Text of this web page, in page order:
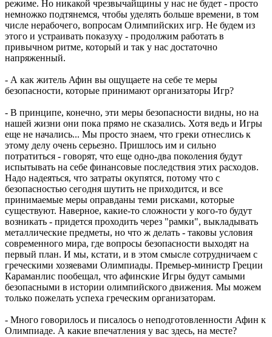
режиме. Но никакой чрезвычайщины у нас не будет - просто
немножко подтянемся, чтобы уделять больше времени, в том
числе нерабочего, вопросам Олимпийских игр. Не будем из
этого и устраивать показуху - продолжим работать в
привычном ритме, который и так у нас достаточно
напряженный.
- А как житель Афин вы ощущаете на себе те меры
безопасности, которые принимают организаторы Игр?
- В принципе, конечно, эти меры безопасности видны, но на
нашей жизни они пока прямо не сказались. Хотя ведь и Игры
еще не начались... Мы просто знаем, что греки отнеслись к
этому делу очень серьезно. Пришлось им и сильно
потратиться - говорят, что еще одно-два поколения будут
испытывать на себе финансовые последствия этих расходов.
Надо надеяться, что затраты окупятся, потому что с
безопасностью сегодня шутить не приходится, и все
принимаемые меры оправданы теми рисками, которые
существуют. Наверное, какие-то сложности у кого-то будут
возникать - придется проходить через "рамки", выкладывать
металлические предметы, но что ж делать - таковы условия
современного мира, где вопросы безопасности выходят на
первый план. И мы, кстати, и в этом смысле сотрудничаем с
греческими хозяевами Олимпиады. Премьер-министр Греции
Караманлис пообещал, что афинские Игры будут самыми
безопасными в истории олимпийского движения. Мы можем
только пожелать успеха греческим организаторам.
- Много говорилось и писалось о неподготовленности Афин к
Олимпиаде. А какие впечатления у вас здесь, на месте?